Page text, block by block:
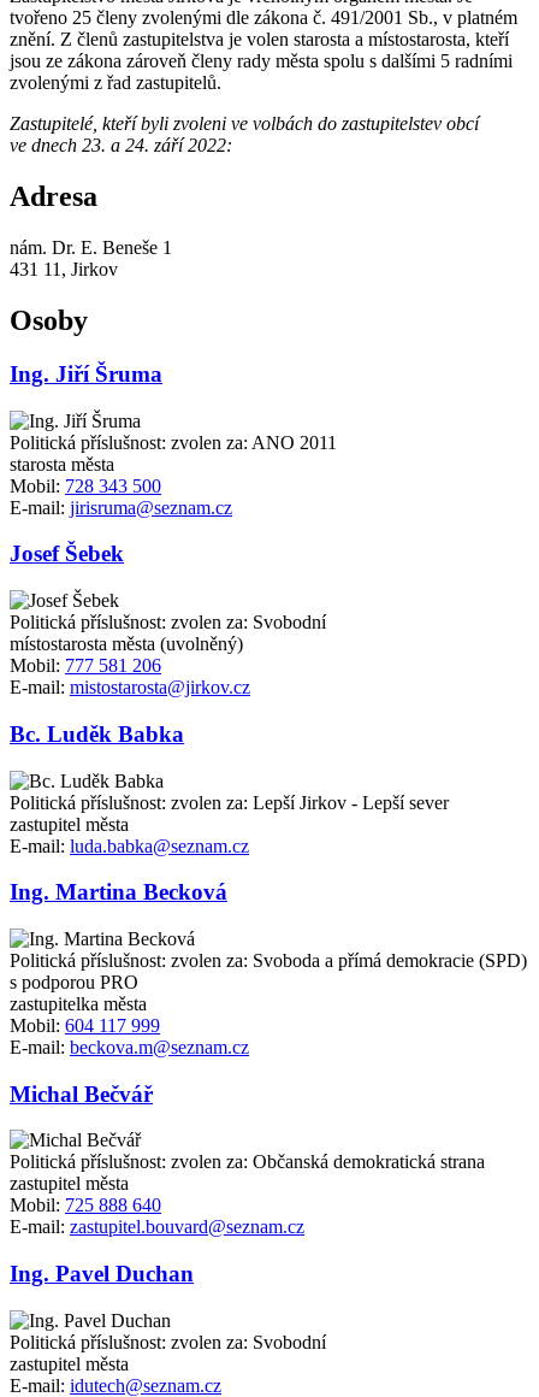
tvořeno 25 členy zvolenými dle zákona č. 491/2001 Sb., v platném
znění. Z členů zastupitelstva je volen starosta a místostarosta, kteří
jsou ze zákona zároveň členy rady města spolu s dalšími 5 radními
zvolenými z řad zastupitelů.
Zastupitelé, kteří byli zvoleni ve volbách do zastupitelstev obcí
ve dnech 23. a 24. září 2022:
Adresa
nám. Dr. E. Beneše 1
431 11, Jirkov
Osoby
Ing. Jiří Šruma
Politická příslušnost: zvolen za: ANO 2011
starosta města
Mobil: 728 343 500
E-mail: jirisruma@seznam.cz
Josef Šebek
Politická příslušnost: zvolen za: Svobodní
místostarosta města (uvolněný)
Mobil: 777 581 206
E-mail: mistostarosta@jirkov.cz
Bc. Luděk Babka
Politická příslušnost: zvolen za: Lepší Jirkov - Lepší sever
zastupitel města
E-mail: luda.babka@seznam.cz
Ing. Martina Becková
Politická příslušnost: zvolen za: Svoboda a přímá demokracie (SPD)
s podporou PRO
zastupitelka města
Mobil: 604 117 999
E-mail: beckova.m@seznam.cz
Michal Bečvář
Politická příslušnost: zvolen za: Občanská demokratická strana
zastupitel města
Mobil: 725 888 640
E-mail: zastupitel.bouvard@seznam.cz
Ing. Pavel Duchan
Politická příslušnost: zvolen za: Svobodní
zastupitel města
E-mail: idutech@seznam.cz